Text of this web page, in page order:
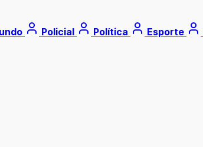
Policial Política Esporte